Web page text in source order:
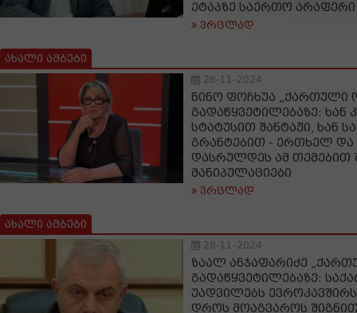
ეტაპზე საერთო არაფერი
ვრცლად
ახალი ამბები
28-11-2024
ნინო ფოჩხუა „ქართული
გადაწყვეტილებაზე: ხან
სტატუსით შანტაჟი, ხან
გრანტებით - ერთხელ და
დასრულდეს ამ თემებით
მანიპულაციები
ვრცლად
ახალი ამბები
28-11-2024
ზაალ ანჯაფარიძე
გადაწყვეტილებაზე:
უადვილებს ევროკავშირს
დროს მოაგვაროს